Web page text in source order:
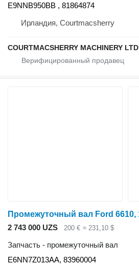
E9NNB950BB , 81864874
Ирландия, Courtmacsherry
COURTMACSHERRY MACHINERY LTD
2 743 000 UZS 200 € ≈ 231,10 $
Запчасть - промежуточный вал
E6NN7Z013AA, 83960004